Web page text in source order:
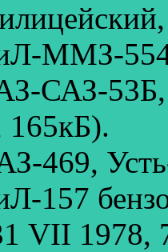
ММЗ-
САЗ-53Б,
165кБ).
469,
157
VII 1978,